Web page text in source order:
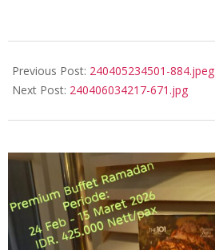
04-
05
Previous Post: 240405234501-884.jpeg
Next Post: 240406034217-671.jpg